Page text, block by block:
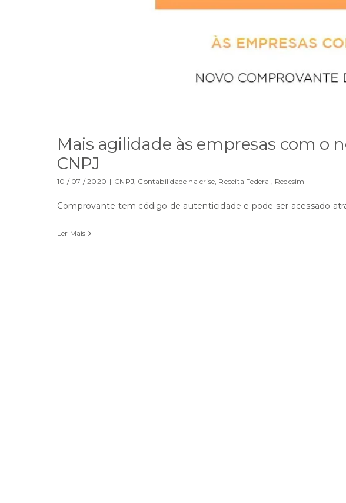
Mais agilidade às empresas com o
CNPJ
10 / 07 / 2020 | CNPJ, Contabilidade na crise, Receita Federal, Redesim
Comprovante tem código de autenticidade e pode ser acessado
Ler Mais